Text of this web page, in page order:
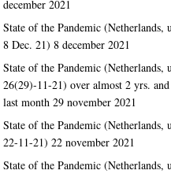
december 2021
State of the Pandemic (Netherlands,
8 Dec. 21) 8 december 2021
State of the Pandemic (Netherlands,
26(29)-11-21) over almost 2 yrs.
last month 29 november 2021
State of the Pandemic (Netherlands,
22-11-21) 22 november 2021
State of the Pandemic (Netherlands,